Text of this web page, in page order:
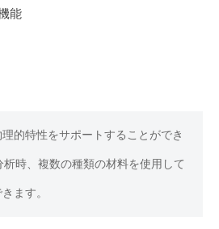
能
性をサポートすることができ
複数の種類の材料を使用して
す。